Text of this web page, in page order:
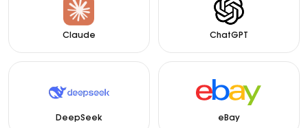
Claude ChatGPT
DeepSeek eBay